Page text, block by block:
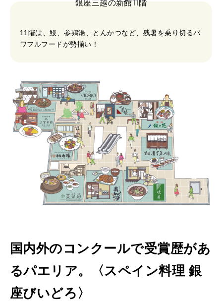
銀座三越の新館11階
11階は、鰻、参鶏湯、とんかつなど、残暑を乗り切るパ
ワフルフードが勢揃い！
国内外のコンクールで受賞歴があ
るパエリア。〈スペイン料理 銀
座びいどろ〉